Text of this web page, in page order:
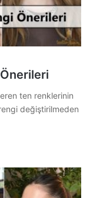
ten renklerinin
değiştirilmeden